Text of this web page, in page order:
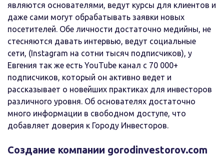
являются основателями, ведут курсы для клиентов и
даже сами могут обрабатывать заявки новых
посетителей. Обе личности достаточно медийны, не
стесняются давать интервью, ведут социальные
сети, (Instagram на сотни тысяч подписчиков), у
Евгения так же есть YouTube канал с 70 000+
подписчиков, который он активно ведет и
рассказывает о новейших практиках для инвесторов
различного уровня. Об основателях достаточно
много информации в свободном доступе, что
добавляет доверия к Городу Инвесторов.
Создание компании gorodinvestorov.com